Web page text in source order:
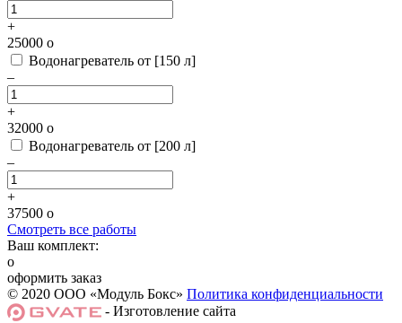
+
25000 o
Водонагреватель от [150 л]
–
+
32000 o
Водонагреватель от [200 л]
–
+
37500 o
Смотреть все работы
Ваш комплект:
o
оформить заказ
© 2020 ООО «Модуль Бокс» Политика конфиденциальности
- Изготовление сайта